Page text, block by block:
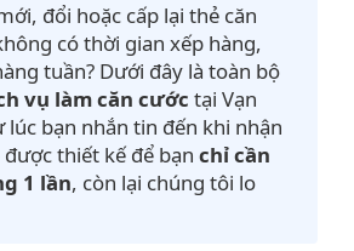
đổi hoặc cấp lại thẻ căn
có thời gian xếp hàng,
tuần? Dưới đây là toàn bộ
vụ làm căn cước tại Vạn
bạn nhắn tin đến khi nhận
thiết kế để bạn chỉ cần
1 lần, còn lại chúng tôi lo